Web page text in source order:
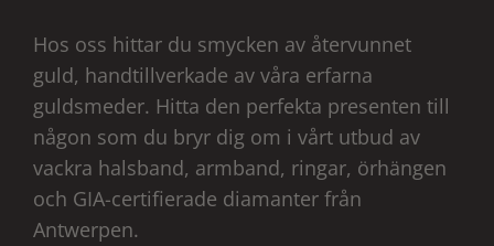
Hos oss hittar du smycken av återvunnet
guld, handtillverkade av våra erfarna
guldsmeder. Hitta den perfekta presenten till
någon som du bryr dig om i vårt utbud av
vackra halsband, armband, ringar, örhängen
och GIA-certifierade diamanter från
Antwerpen.